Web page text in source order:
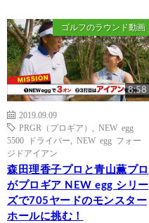
ゴルフのラウンド動画
8:58
2019.09.09
PRGR（プロギア）
NEW egg
5500 ドライバー
NEW egg フォー
ジドアイアン
森田理香子プロと青山薫プロ
がプロギア NEW egg シリー
ズで705ヤードのモンスター
ホールに挑む！